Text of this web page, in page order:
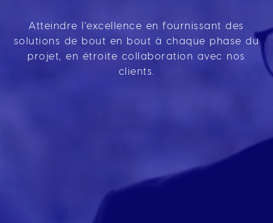
Atteindre l'excellence en fournissant des
solutions de bout en bout à chaque phase du
projet, en étroite collaboration avec nos
clients.